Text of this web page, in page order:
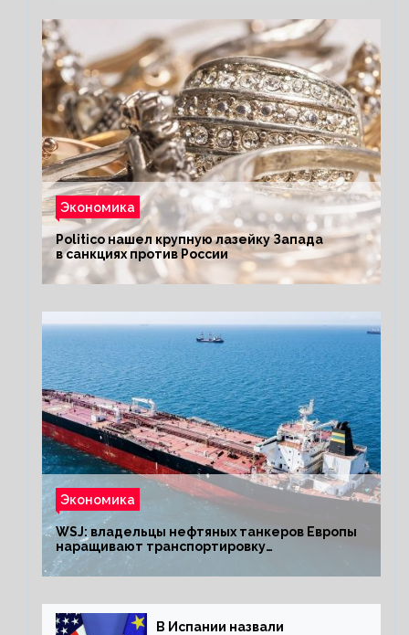
Экономика
Politico нашел крупную лазейку Запада
в санкциях против России
Экономика
WSJ: владельцы нефтяных танкеров Европы
наращивают транспортировку
из РФ до санкций
В Испании назвали